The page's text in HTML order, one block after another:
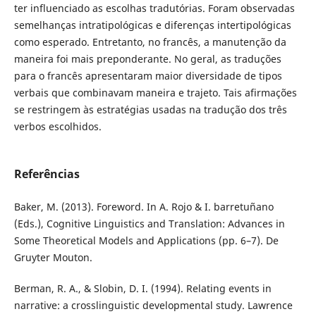
ter influenciado as escolhas tradutórias. Foram observadas
semelhanças intratipológicas e diferenças intertipológicas
como esperado. Entretanto, no francês, a manutenção da
maneira foi mais preponderante. No geral, as traduções
para o francês apresentaram maior diversidade de tipos
verbais que combinavam maneira e trajeto. Tais afirmações
se restringem às estratégias usadas na tradução dos três
verbos escolhidos.
Referências
Baker, M. (2013). Foreword. In A. Rojo & I. barretuñano
(Eds.), Cognitive Linguistics and Translation: Advances in
Some Theoretical Models and Applications (pp. 6–7). De
Gruyter Mouton.
Berman, R. A., & Slobin, D. I. (1994). Relating events in
narrative: a crosslinguistic developmental study. Lawrence